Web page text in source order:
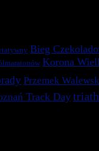
Bieg
Korona
Przemek
Track Day